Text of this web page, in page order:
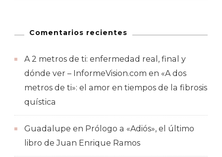
Comentarios recientes
A 2 metros de ti: enfermedad real, final y
dónde ver – InformeVision.com en «A dos
metros de ti»: el amor en tiempos de la fibrosis
quística
Guadalupe en Prólogo a «Adiós», el último
libro de Juan Enrique Ramos